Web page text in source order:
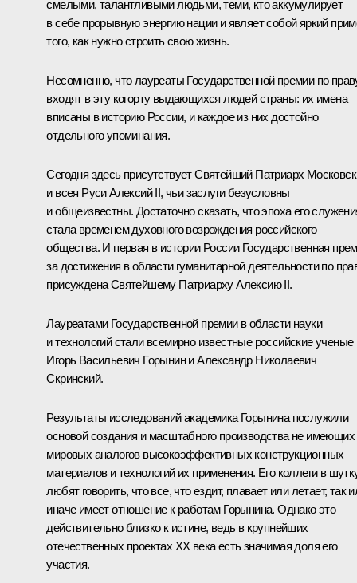
смелыми, талантливыми людьми, теми, кто аккумулирует
в себе прорывную энергию нации и являет собой яркий
того, как нужно строить свою жизнь.
Несомненно, что лауреаты Государственной премии по
входят в эту когорту выдающихся людей страны: их имена
вписаны в историю России, и каждое из них достойно
отдельного упоминания.
Сегодня здесь присутствует Святейший Патриарх
и всея Руси Алексий II, чьи заслуги безусловны
и общеизвестны. Достаточно сказать, что эпоха его
стала временем духовного возрождения российского
общества. И первая в истории России Государственная
за достижения в области гуманитарной деятельности по
присуждена Святейшему Патриарху Алексию II.
Лауреатами Государственной премии в области науки
и технологий стали всемирно известные российские ученые
Игорь Васильевич Горынин и Александр Николаевич
Скринский.
Результаты исследований академика Горынина послужили
основой создания и масштабного производства не имеющих
мировых аналогов высокоэффективных конструкционных
материалов и технологий их применения. Его коллеги в
любят говорить, что все, что ездит, плавает или летает, так
иначе имеет отношение к работам Горынина. Однако это
действительно близко к истине, ведь в крупнейших
отечественных проектах ХХ века есть значимая доля его
участия.